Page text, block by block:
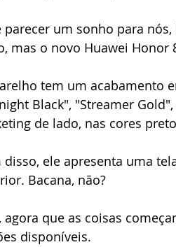
parecer um sonho para
mas o novo Huawei Honor
tem um acabamento
Black", "Streamer
de lado, nas cores
disso, ele apresenta uma
Bacana, não?
agora que as coisas
disponíveis.